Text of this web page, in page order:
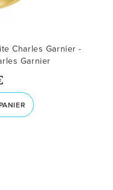
Charles Garnier -
Garnier